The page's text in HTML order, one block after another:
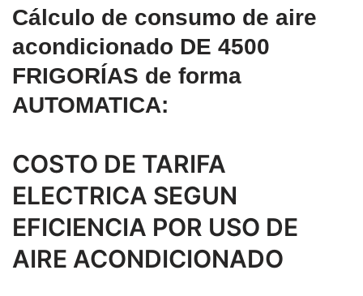
Cálculo de consumo de aire
acondicionado DE 4500
FRIGORÍAS de forma
AUTOMATICA:
COSTO DE TARIFA
ELECTRICA SEGUN
EFICIENCIA POR USO DE
AIRE ACONDICIONADO